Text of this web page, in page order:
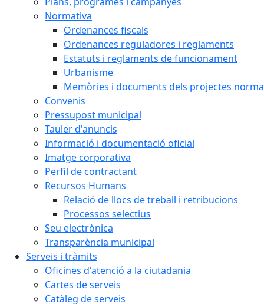
Normativa
Ordenances fiscals
Ordenances reguladores i reglaments
Estatuts i reglaments de funcionament
Urbanisme
Memòries i documents dels projectes
Convenis
Pressupost municipal
Tauler d'anuncis
Informació i documentació oficial
Imatge corporativa
Perfil de contractant
Recursos Humans
Relació de llocs de treball i retribucions
Processos selectius
Seu electrònica
Transparència municipal
Serveis i tràmits
Oficines d'atenció a la ciutadania
Cartes de serveis
Catàleg de serveis